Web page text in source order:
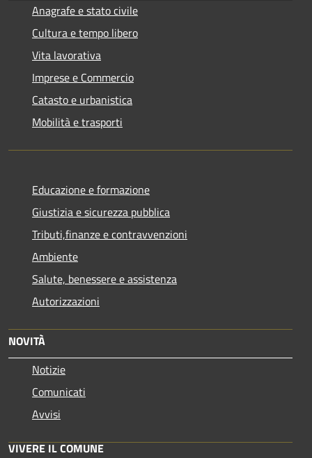
Anagrafe e stato civile
Cultura e tempo libero
Vita lavorativa
Imprese e Commercio
Catasto e urbanistica
Mobilità e trasporti
Educazione e formazione
Giustizia e sicurezza pubblica
Tributi,finanze e contravvenzioni
Ambiente
Salute, benessere e assistenza
Autorizzazioni
NOVITÀ
Notizie
Comunicati
Avvisi
VIVERE IL COMUNE